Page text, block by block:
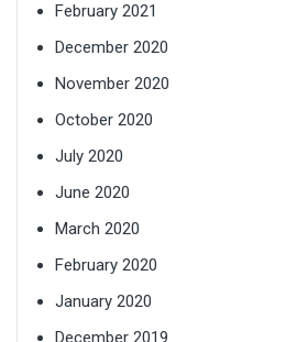
February 2021
December 2020
November 2020
October 2020
July 2020
June 2020
March 2020
February 2020
January 2020
December 2019